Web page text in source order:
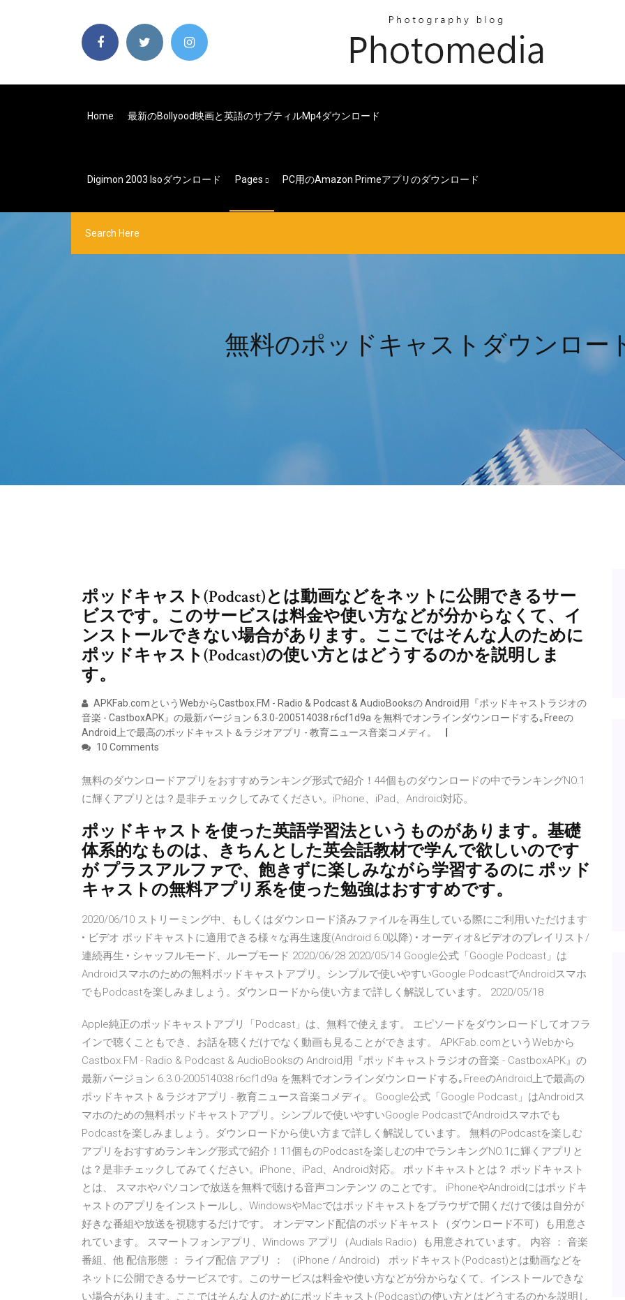
Home 最新のBollyood映画と英語のサブティルmp4ダウンロード
Digimon 2003 Isoダウンロード Pages PC用のAmazon Primeアプリのダウンロード
無料のポッドキャストダウンロー
ポッドキャスト(Podcast)とは動画などをネットに公開できるサー
ビスです。このサービスは料金や使い方などが分からなくて、イ
ンストールできない場合があります。ここではそんな人のために
ポッドキャスト(Podcast)の使い方とはどうするのかを説明しま
す。
APKFab.comというWebからCastbox.FM - Radio & Podcast & AudioBooksの Android用『ポッドキャストラジオの
音楽 - CastboxAPK』の最新バージョン 6.3.0-200514038.r6cf1d9a を無料でオンラインダウンロードする｡Freeの
Android上で最高のポッドキャスト＆ラジオアプリ - 教育ニュース音楽コメディ。
10 Comments
無料のダウンロードアプリをおすすめランキング形式で紹介！44個ものダウンロードの中でランキングNO.1
に輝くアプリとは？是非チェックしてみてください。iPhone、iPad、Android対応。
ポッドキャストを使った英語学習法というものがあります。基礎
体系的なものは、きちんとした英会話教材で学んで欲しいのです
が プラスアルファで、飽きずに楽しみながら学習するのに ポッド
キャストの無料アプリ系を使った勉強はおすすめです。
2020/06/10 ストリーミング中、もしくはダウンロード済みファイルを再生している際にご利用いただけます
• ビデオ ポッドキャストに適用できる様々な再生速度(Android 6.0以降) • オーディオ&ビデオのプレイリスト/
連続再生 • シャッフルモード、ループモード 2020/06/28 2020/05/14 Google公式「Google Podcast」は
Androidスマホのための無料ポッドキャストアプリ。シンプルで使いやすいGoogle PodcastでAndroidスマホ
でもPodcastを楽しみましょう。ダウンロードから使い方まで詳しく解説しています。 2020/05/18
Apple純正のポッドキャストアプリ「Podcast」は、無料で使えます。 エピソードをダウンロードしてオフラ
インで聴くこともでき、お話を聴くだけでなく動画も見ることができます。 APKFab.comというWebから
Castbox.FM - Radio & Podcast & AudioBooksの Android用『ポッドキャストラジオの音楽 - CastboxAPK』の
最新バージョン 6.3.0-200514038.r6cf1d9a を無料でオンラインダウンロードする｡FreeのAndroid上で最高の
ポッドキャスト＆ラジオアプリ - 教育ニュース音楽コメディ。 Google公式「Google Podcast」はAndroidス
マホのための無料ポッドキャストアプリ。シンプルで使いやすいGoogle PodcastでAndroidスマホでも
Podcastを楽しみましょう。ダウンロードから使い方まで詳しく解説しています。 無料のPodcastを楽しむ
アプリをおすすめランキング形式で紹介！11個ものPodcastを楽しむの中でランキングNO.1に輝くアプリと
は？是非チェックしてみてください。iPhone、iPad、Android対応。 ポッドキャストとは？ ポッドキャスト
とは、 スマホやパソコンで放送を無料で聴ける音声コンテンツ のことです。 iPhoneやAndroidにはポッドキ
ャストのアプリをインストールし、WindowsやMacではポッドキャストをブラウザで開くだけで後は自分が
好きな番組や放送を視聴するだけです。 オンデマンド配信のポッドキャスト（ダウンロード不可）も用意さ
れています。 スマートフォンアプリ、Windows アプリ（Audials Radio）も用意されています。 内容 ： 音楽
番組、他 配信形態 ： ライブ配信 アプリ ： （iPhone / Android） ポッドキャスト(Podcast)とは動画などを
ネットに公開できるサービスです。このサービスは料金や使い方などが分からなくて、インストールできな
い場合があります。ここではそんな人のためにポッドキャスト(Podcast)の使い方とはどうするのかを説明し